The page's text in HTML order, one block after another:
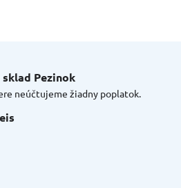
Pezinok
neúčtujeme žiadny poplatok.